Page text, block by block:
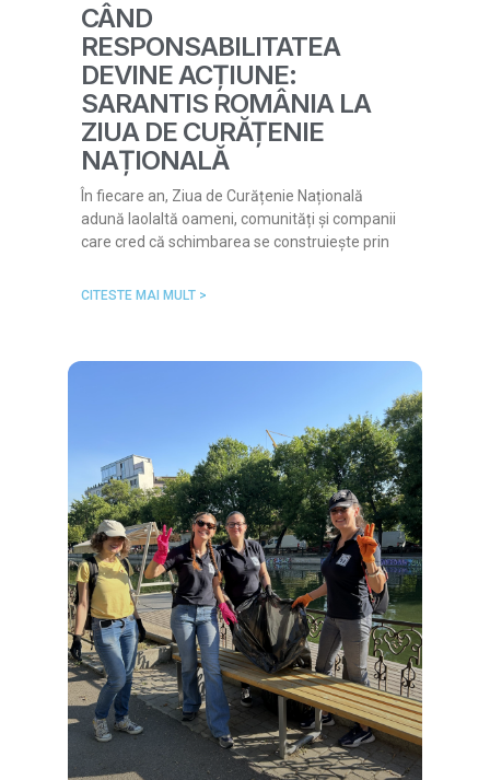
CÂND
RESPONSABILITATEA
DEVINE ACȚIUNE:
SARANTIS ROMÂNIA LA
ZIUA DE CURĂȚENIE
NAȚIONALĂ
În fiecare an, Ziua de Curățenie Națională
adună laolaltă oameni, comunități și companii
care cred că schimbarea se construiește prin
CITESTE MAI MULT >